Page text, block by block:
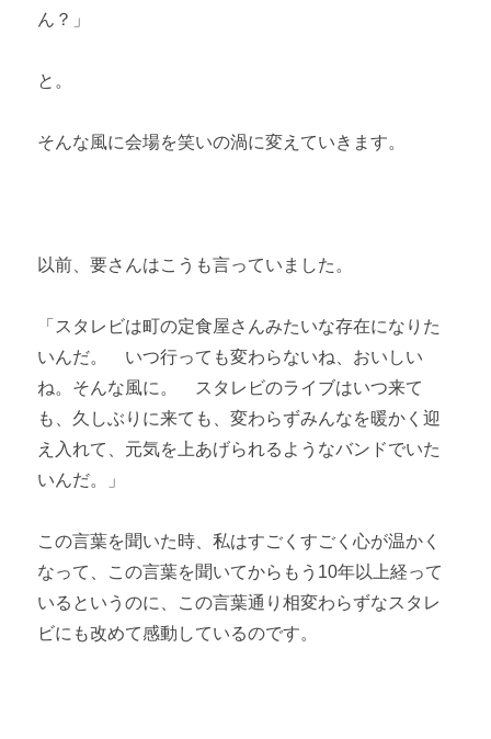
ん？」
と。
そんな風に会場を笑いの渦に変えていきます。
以前、要さんはこうも言っていました。
「スタレビは町の定食屋さんみたいな存在になりた
いんだ。 いつ行っても変わらないね、おいしい
ね。そんな風に。 スタレビのライブはいつ来て
も、久しぶりに来ても、変わらずみんなを暖かく迎
え入れて、元気を上あげられるようなバンドでいた
いんだ。」
この言葉を聞いた時、私はすごくすごく心が温かく
なって、この言葉を聞いてからもう10年以上経って
いるというのに、この言葉通り相変わらずなスタレ
ビにも改めて感動しているのです。